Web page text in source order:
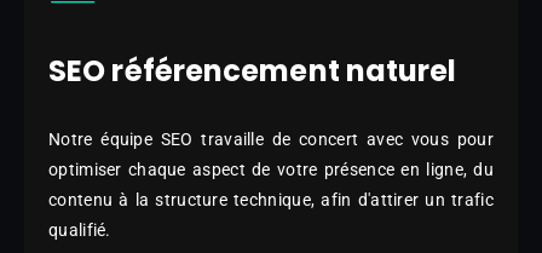
SEO référencement naturel
Notre équipe SEO travaille de concert avec vous pour
optimiser chaque aspect de votre présence en ligne, du
contenu à la structure technique, afin d'attirer un trafic
qualifié.